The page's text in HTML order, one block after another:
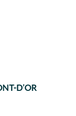
D’OR